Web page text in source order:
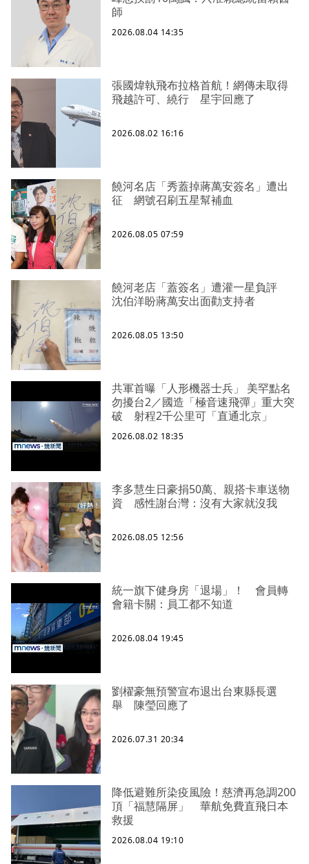
師
2026.08.04 14:35
張國煒執飛布拉格首航！網傳未取得
飛越許可、繞行 星宇回應了
2026.08.02 16:16
饒河名店「秀蓋掉蔣萬安簽名」遭出
征 網號召刷五星幫補血
2026.08.05 07:59
饒河老店「蓋簽名」遭灌一星負評
沈伯洋盼蔣萬安出面勸支持者
2026.08.05 13:50
共軍首曝「人形機器士兵」 美罕點名
勿擾台2／國造「極音速飛彈」重大突
破 射程2千公里可「直通北京」
2026.08.02 18:35
李多慧生日豪捐50萬、親搭卡車送物
資 感性謝台灣：沒有大家就沒我
2026.08.05 12:56
統一旗下健身房「退場」！ 會員轉
會籍卡關：員工都不知道
2026.08.04 19:45
劉櫂豪無預警宣布退出台東縣長選
舉 陳瑩回應了
2026.07.31 20:34
降低避難所染疫風險！慈濟再急調200
頂「福慧隔屏」 華航免費直飛日本
救援
2026.08.04 19:10